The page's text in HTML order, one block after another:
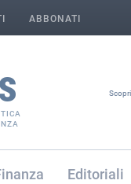
ABBONATI
Editoriali